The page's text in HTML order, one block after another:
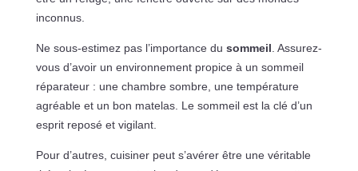
inconnus.
Ne sous-estimez pas l’importance du sommeil . Assurez-
vous d’avoir un environnement propice à un sommeil
réparateur : une chambre sombre, une température
agréable et un bon matelas. Le sommeil est la clé d’un
esprit reposé et vigilant.
Pour d’autres, cuisiner peut s’avérer être une véritable